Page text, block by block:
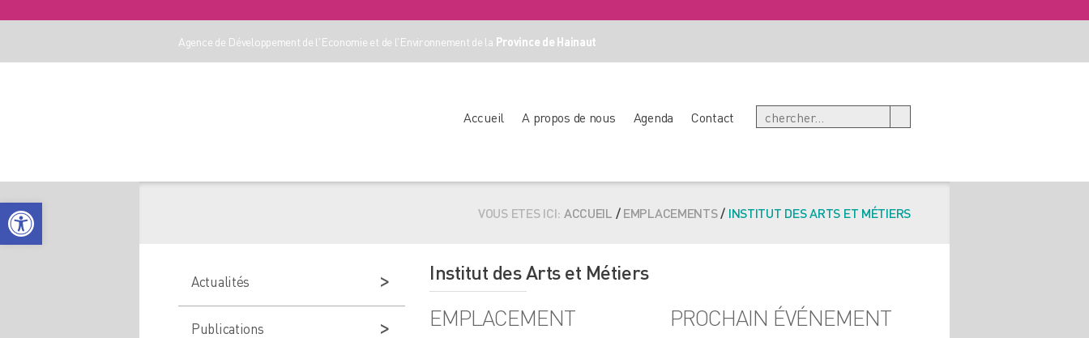
Agence de Développement de l'Economie et de l'Environnement de la Province de Hainaut
Accueil A propos de nous Agenda Contact
VOUS ETES ICI: ACCUEIL /EMPLACEMENTS/ INSTITUT DES ARTS ET MÉTIERS
Institut des Arts et Métiers
EMPLACEMENT PROCHAIN ÉVÉNEMENT
Actualités
Publications
Ouvrir la barre d’outils